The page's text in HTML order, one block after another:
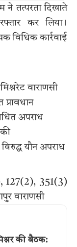
तत्परता दिखाते
कर लिया।
विधिक कार्रवाई
वाराणसी
अपराध
यौन अपराध
127(2), 351(3)
वाराणसी
की बैठक: